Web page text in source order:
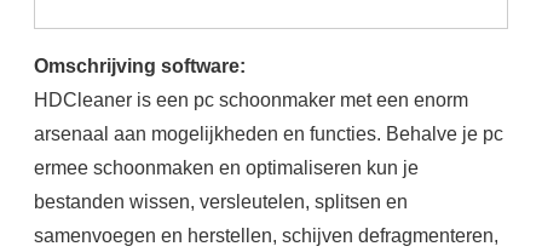
Omschrijving software:
HDCleaner is een pc schoonmaker met een enorm
arsenaal aan mogelijkheden en functies. Behalve je pc
ermee schoonmaken en optimaliseren kun je
bestanden wissen, versleutelen, splitsen en
samenvoegen en herstellen, schijven defragmenteren,